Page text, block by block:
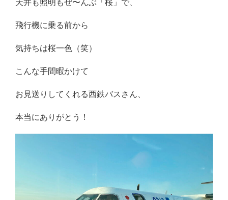
天井も照明もぜ〜んぶ「桜」で、
飛行機に乗る前から
気持ちは桜一色（笑）
こんな手間暇かけて
お見送りしてくれる西鉄バスさん、
本当にありがとう！